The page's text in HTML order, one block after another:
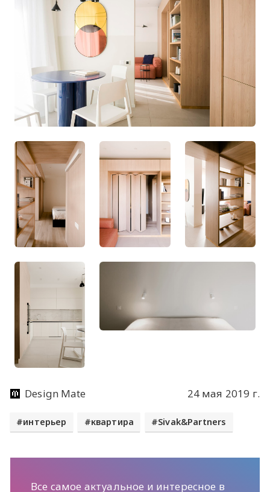
Design Mate 24 мая 2019 г.
интерьер квартира Sivak&Partners
Все самое актуальное и интересное в